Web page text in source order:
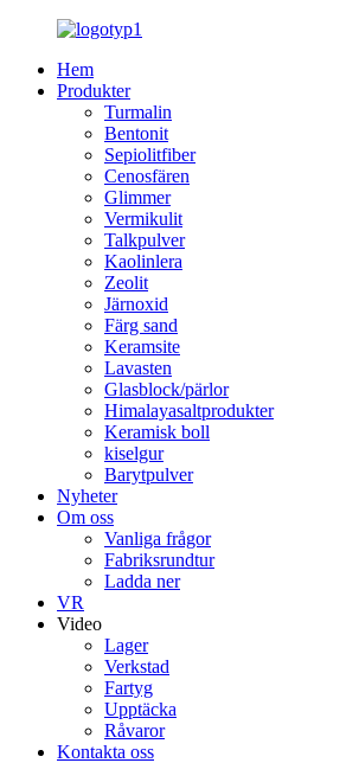
Hem
Produkter
Turmalin
Bentonit
Sepiolitfiber
Cenosfären
Glimmer
Vermikulit
Talkpulver
Kaolinlera
Zeolit
Järnoxid
Färg sand
Keramsite
Lavasten
Glasblock/pärlor
Himalayasaltprodukter
Keramisk boll
kiselgur
Barytpulver
Nyheter
Om oss
Vanliga frågor
Fabriksrundtur
Ladda ner
VR
Video
Lager
Verkstad
Fartyg
Upptäcka
Råvaror
Kontakta oss